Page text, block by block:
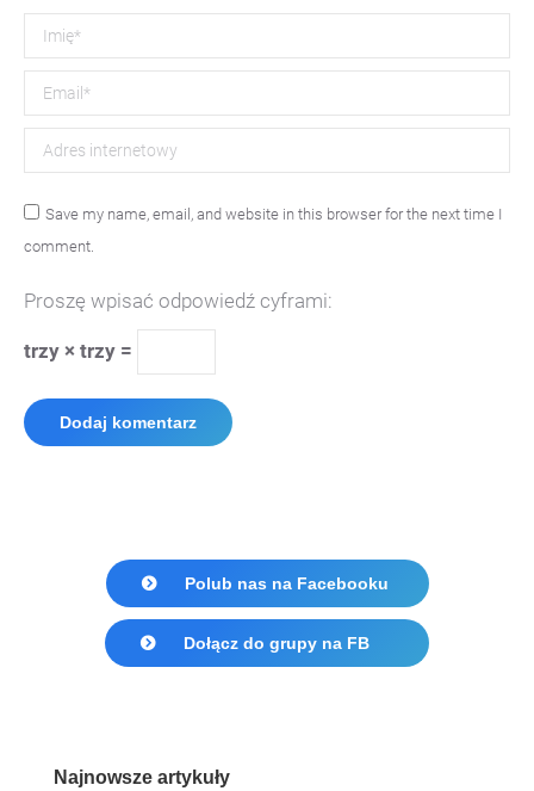
Imię *
Email *
Adres internetowy
Save my name, email, and website in this browser for the next time I
comment.
Proszę wpisać odpowiedź cyframi:
trzy × trzy =
Dodaj komentarz
Polub nas na Facebooku
Dołącz do grupy na FB
Najnowsze artykuły